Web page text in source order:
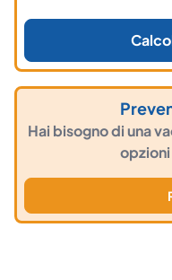
Hai bisogno di una